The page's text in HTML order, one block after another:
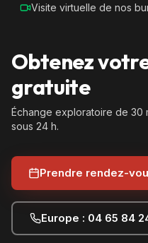
Visite virtuelle de nos
Obtenez
gratuite
Échange exploratoire de 30
sous 24 h.
Prendre rendez-
Europe : 04 65 84